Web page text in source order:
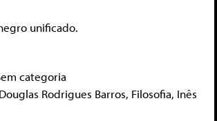
unificado.
categoria
Douglas Rodrigues Barros, Filosofia, Inês